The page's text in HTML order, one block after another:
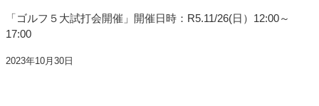
「ゴルフ５大試打会開催」開催日時：R5.11/26(日）12:00～
17:00
2023年10月30日